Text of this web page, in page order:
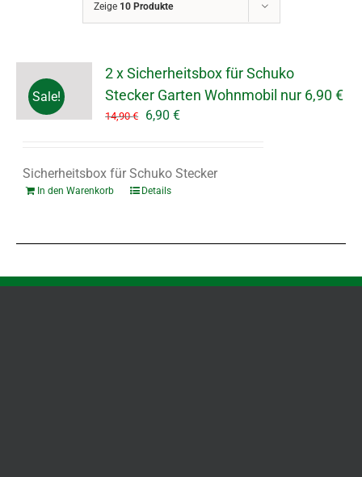
Zeige 10 Produkte
Sale!
2 x Sicherheitsbox für Schuko
Stecker Garten Wohnmobil nur 6,90 €
14,90€
Ursprünglicher
14,90 €
6,90€Aktueller
6,90 €.
Sicherheitsbox für Schuko Stecker
In den Warenkorb Details